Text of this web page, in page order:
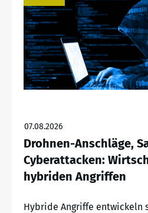
07.08.2026
Drohnen-Anschläge,
Cyberattacken:
hybriden Angriffen
Hybride Angriffe entwickeln